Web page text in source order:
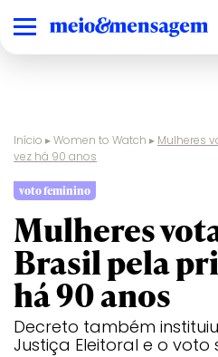
Início ▸Women to Watch ▸ Mulheres
vez há 90 anos
voto feminino
Mulheres
Brasil pela
há 90 anos
Decreto também
Justiça Eleitoral e o voto